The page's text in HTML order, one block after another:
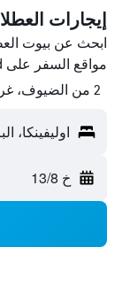
إيجارات
ابحث عن بيوت
مواقع السفر على HotelsCombined وقارن بينها ووفّر.
2 من الضيوف، غرفة واحدة
اوليفينكا،
خ 13/8